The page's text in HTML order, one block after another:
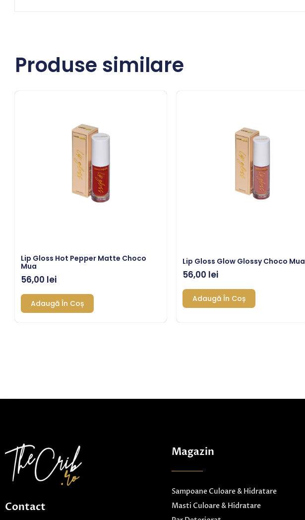
Produse similare
Lip Gloss Hot Pepper Matte Choco
Mua
56,00 lei
Adaugă În Coș
Lip Gloss Glow Glossy Choco Mua
56,00 lei
Adaugă În Coș
Contact
Magazin
Sampoane Culoare & Hidratare
Masti Culoare & Hidratare